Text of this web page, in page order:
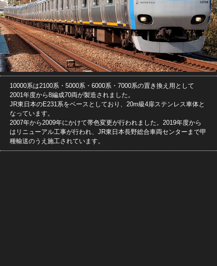
10000系は2100系・5000系・6000系・7000系の置き換え用として
2001年度から8編成70両が製造されました。
JR東日本のE231系をベースとしており、20m級4扉ステンレス車体と
なっています。
2007年から2009年にかけて帯色変更が行われました。2019年度から
はリニューアル工事が行われ、JR東日本長野総合車両センターまで甲
種輸送のうえ施工されています。